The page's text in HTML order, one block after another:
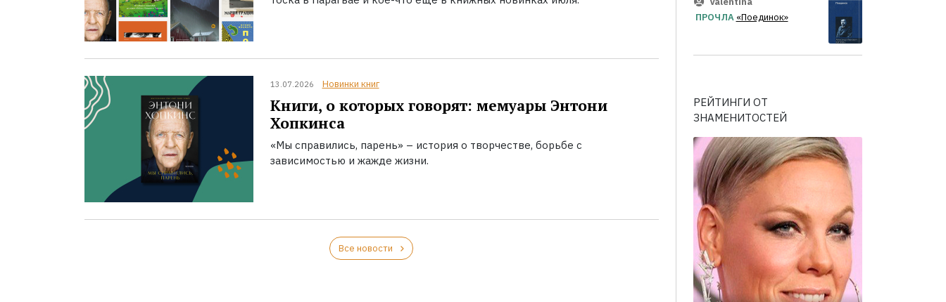
13.07.2026 Новинки книг
Книги, о которых говорят: мемуары Энтони
Хопкинса
«Мы справились, парень» – история о творчестве, борьбе с
зависимостью и жажде жизни.
Все новости
ПРОЧЛА «Поединок»
РЕЙТИНГИ ОТ
ЗНАМЕНИТОСТЕЙ